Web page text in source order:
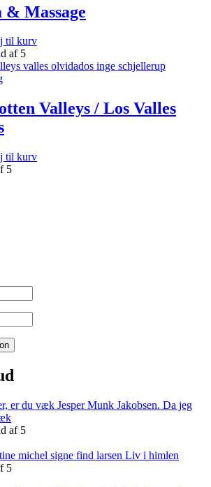
& Massage
til kurv
af 5
Valleys / Los Valles
til kurv
5
Da jeg
af 5
Liv i himlen
5